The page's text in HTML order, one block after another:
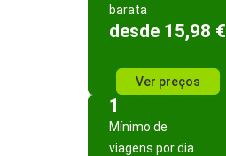
barata
desde 15,98 €
Ver preços
1
Mínimo de
viagens por dia